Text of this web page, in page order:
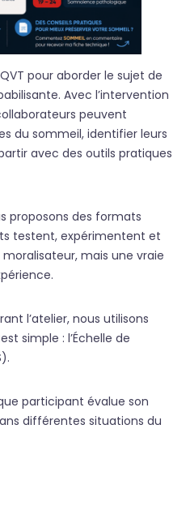
pour aborder le sujet de
Avec l’intervention
peuvent
du sommeil, identifier leurs
avec des outils pratiques
proposons des formats
testent, expérimentent et
mais une vraie
l’atelier, nous utilisons
simple : l’Échelle de
participant évalue son
différentes situations du